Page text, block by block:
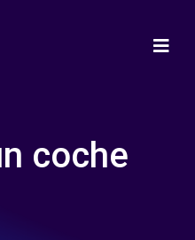
coche